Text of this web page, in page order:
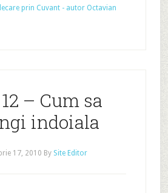
prin Cuvant - autor Octavian
– Cum sa
indoiala
17, 2010 By Site Editor